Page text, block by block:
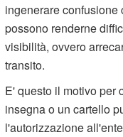
ingenerare
possono renderne
visibilità, ovvero
transito.
E' questo il motivo per
insegna o un cartello
l'autorizzazione